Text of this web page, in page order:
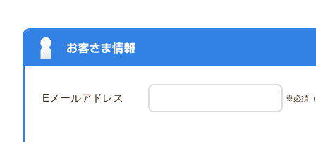
Eメールアドレス ※必須